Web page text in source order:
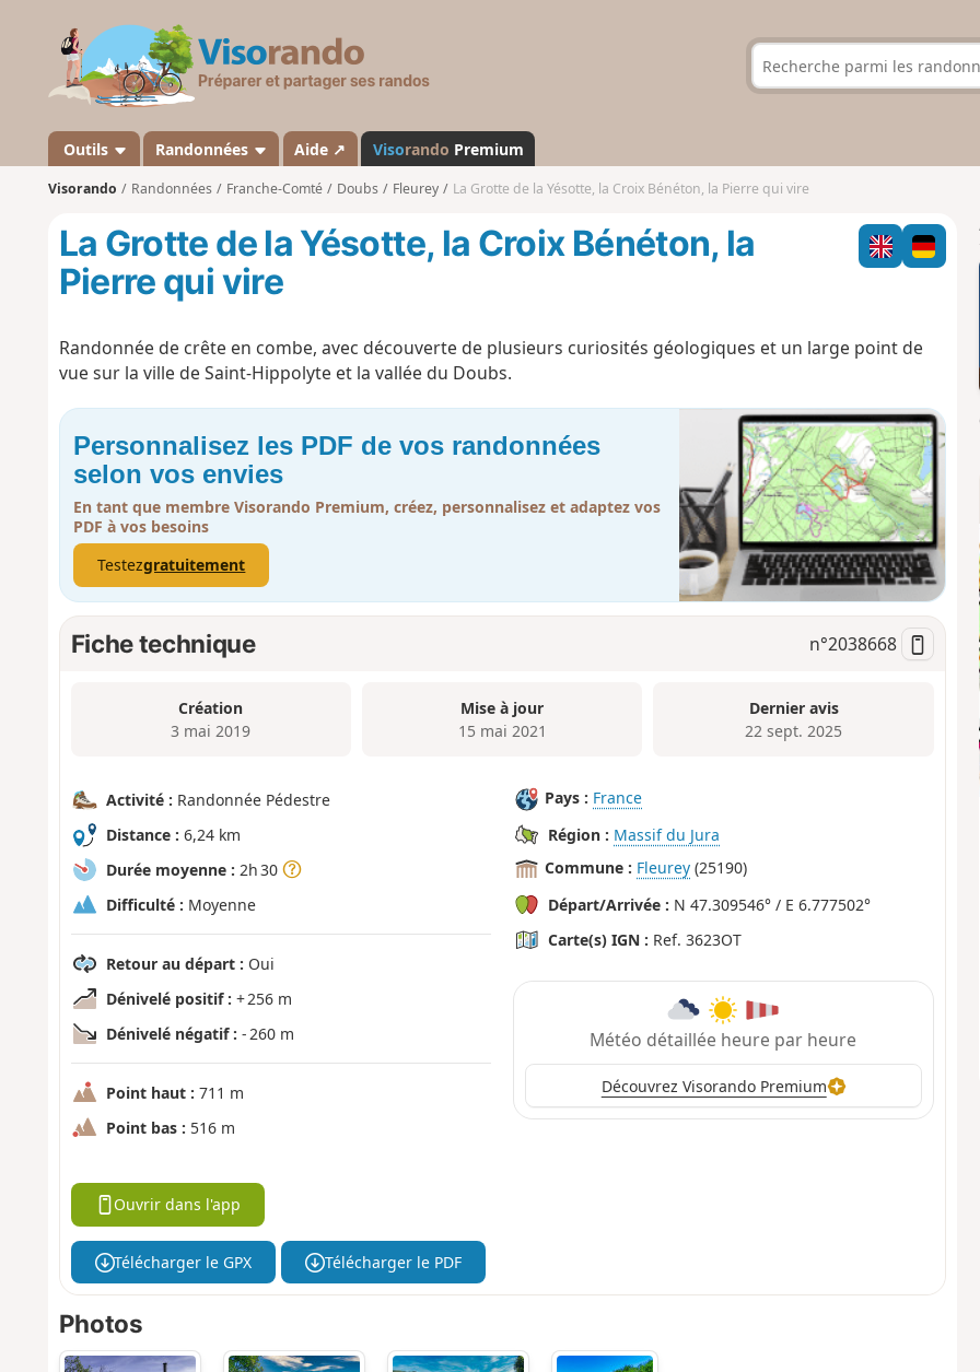
s
a
n
d
Outils Randonnées Aide ↗ Visorando Premium
Visorando Randonnées Franche-Comté Doubs Fleurey La Grotte de la Yésotte, la Croix Bénéton, la Pierre qui vire
La Grotte de la Yésotte, la Croix Bénéton, la
Pierre qui vire
Randonnée de crête en combe, avec découverte de plusieurs curiosités géologiques et un large point de
vue sur la ville de Saint-Hippolyte et la vallée du Doubs.
Personnalisez les PDF de vos randonnées
selon vos envies
En tant que membre Visorando Premium, créez, personnalisez et adaptez vos
PDF à vos besoins
Testezgratuitement
Fiche technique n°2038668
Création
3 mai 2019
Mise à jour
15 mai 2021
Dernier avis
22 sept. 2025
Activité : Randonnée Pédestre
Distance : 6,24 km
Durée moyenne : 2h 30
Difficulté : Moyenne
Retour au départ : Oui
Dénivelé positif : + 256 m
Dénivelé négatif : - 260 m
Point haut : 711 m
Point bas : 516 m
Pays : France
Région : Massif du Jura
Commune : Fleurey (25190)
Départ/Arrivée : N 47.309546° / E 6.777502°
Carte(s) IGN : Ref. 3623OT
Météo détaillée heure par heure
Découvrez Visorando Premium
Ouvrir dans l'app
Télécharger le GPX Télécharger le PDF
Photos